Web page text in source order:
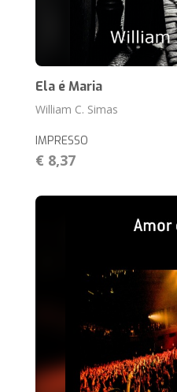
Ela é Maria
William C. Simas
IMPRESSO
€ 8,37